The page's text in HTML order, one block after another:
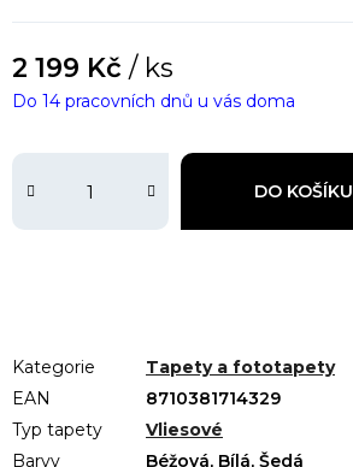
2 199 Kč / ks
DO KOŠÍKU
Do 14 pracovních dnů u vás doma
Kategorie
Tapety a fototapety
EAN
8710381714329
Typ tapety
Vliesové
Barvy
Béžová, Bílá, Šedá